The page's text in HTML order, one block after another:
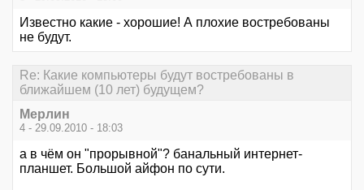
Известно какие - хорошие! А плохие востребованы
не будут.
Re: Какие компьютеры будут востребованы в
ближайшем (10 лет) будущем?
Мерлин
4 - 29.09.2010 - 18:03
а в чём он "прорывной"? банальный интернет-
планшет. Большой айфон по сути.